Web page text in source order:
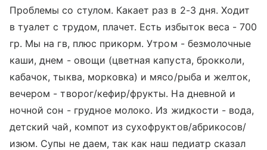
Проблемы со стулом. Какает раз в 2-3 дня. Ходит
в туалет с трудом, плачет. Есть избыток веса - 700
гр. Мы на гв, плюс прикорм. Утром - безмолочные
каши, днем - овощи (цветная капуста, брокколи,
кабачок, тыква, морковка) и мясо/рыба и желток,
вечером - творог/кефир/фрукты. На дневной и
ночной сон - грудное молоко. Из жидкости - вода,
детский чай, компот из сухофруктов/абрикосов/
изюм. Супы не даем, так как наш педиатр сказал